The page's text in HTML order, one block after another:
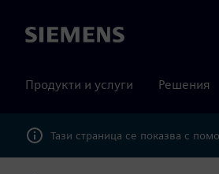
Siemens
Продукти и услуги Решения
Тази страница се показва с